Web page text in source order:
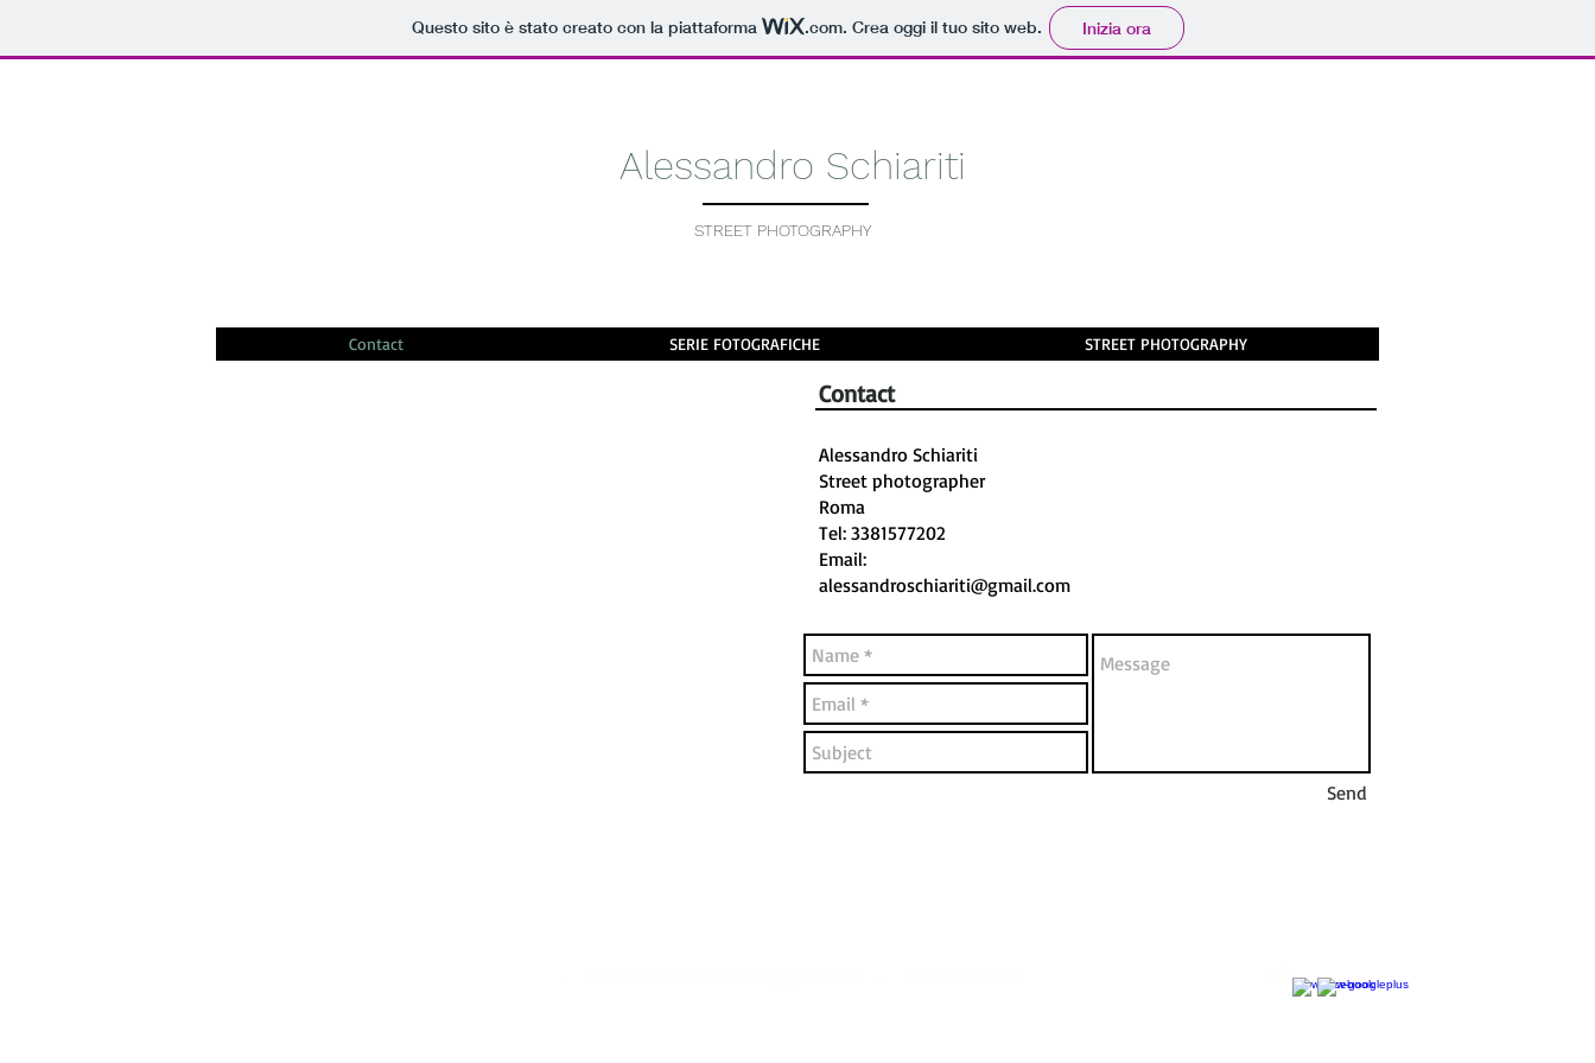
Questo sito è stato creato con la piattaforma .com. Crea oggi il tuo sito web. Inizia ora
Alessandro Schiariti
STREET PHOTOGRAPHY
Contact SERIE FOTOGRAFICHE STREET PHOTOGRAPHY
Contact
Alessandro Schiariti
Street photographer
Roma
Tel: 3381577202
Email:
alessandroschiariti@gmail.com
Send